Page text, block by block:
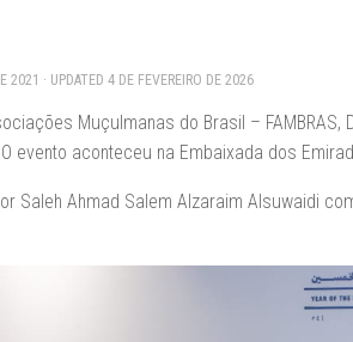
2021 · UPDATED 4 DE FEVEREIRO DE 2026
Muçulmanas do Brasil –
evento aconteceu na Embaixada dos
Saleh Ahmad Salem Alzaraim Alsuwaidi